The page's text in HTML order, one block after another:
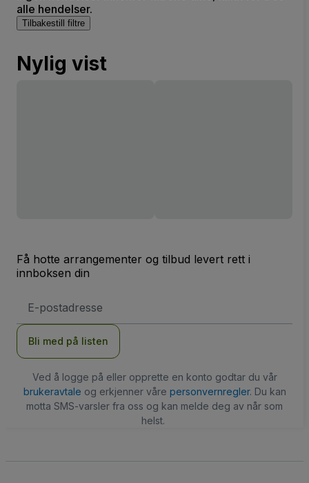
alle hendelser.
Tilbakestill filtre
Nylig vist
Få hotte arrangementer og tilbud levert rett i
innboksen din
postadresse
Bli med på listen
Ved å logge på eller opprette en konto godtar du vår
brukeravtale og erkjenner våre personvernregler. Du kan
motta SMS-varsler fra oss og kan melde deg av når som
helst.